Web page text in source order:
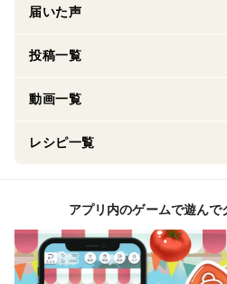
届いた声
投稿一覧
動画一覧
レシピ一覧
アプリ内のゲームで遊んで